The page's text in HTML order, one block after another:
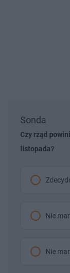
Sonda
Czy rząd
listopada?
Nie
Nie